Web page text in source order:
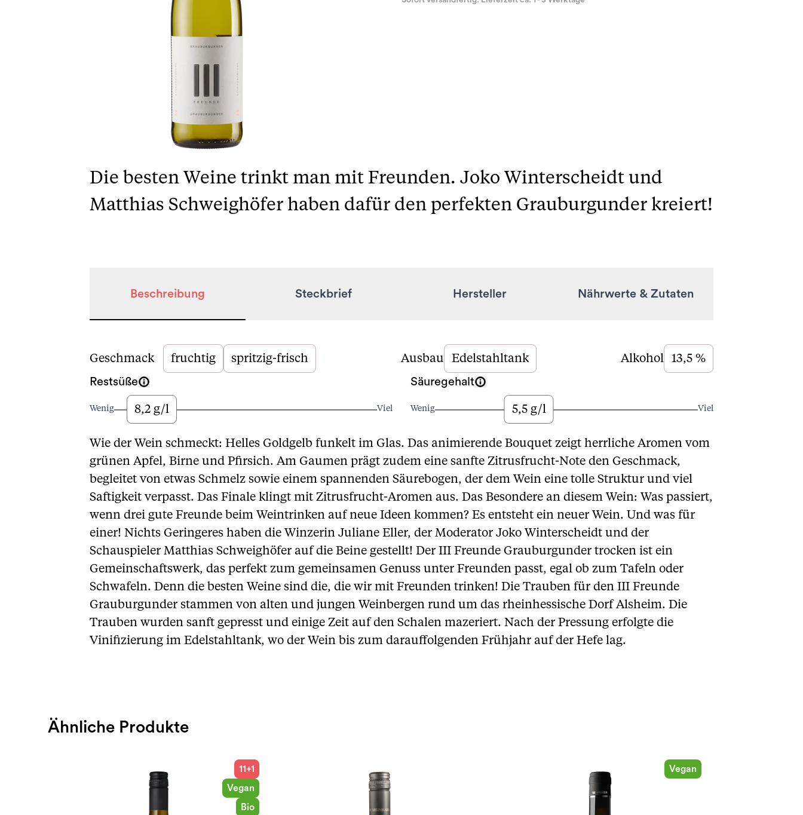
Die besten Weine trinkt man mit Freunden. Joko Winterscheidt und
Matthias Schweighöfer haben dafür den perfekten Grauburgunder kreiert!
Beschreibung Steckbrief Hersteller Nährwerte & Zutaten
Beschreibung
Geschmack fruchtig spritzig-frisch Ausbau Edelstahltank Alkohol
13,5 %
Restsüße
Wenig 8,2 g/l Viel
Säuregehalt
Wenig 5,5 g/l Viel
Wie der Wein schmeckt: Helles Goldgelb funkelt im Glas. Das animierende Bouquet zeigt herrliche Aromen vom
grünen Apfel, Birne und Pfirsich. Am Gaumen prägt zudem eine sanfte Zitrusfrucht-Note den Geschmack,
begleitet von etwas Schmelz sowie einem spannenden Säurebogen, der dem Wein eine tolle Struktur und viel
Saftigkeit verpasst. Das Finale klingt mit Zitrusfrucht-Aromen aus. Das Besondere an diesem Wein: Was passiert,
wenn drei gute Freunde beim Weintrinken auf neue Ideen kommen? Es entsteht ein neuer Wein. Und was für
einer! Nichts Geringeres haben die Winzerin Juliane Eller, der Moderator Joko Winterscheidt und der
Schauspieler Matthias Schweighöfer auf die Beine gestellt! Der III Freunde Grauburgunder trocken ist ein
Gemeinschaftswerk, das perfekt zum gemeinsamen Genuss unter Freunden passt, egal ob zum Tafeln oder
Schwafeln. Denn die besten Weine sind die, die wir mit Freunden trinken! Die Trauben für den III Freunde
Grauburgunder stammen von alten und jungen Weinbergen rund um das rheinhessische Dorf Alsheim. Die
Trauben wurden sanft gepresst und einige Zeit auf den Schalen mazeriert. Nach der Pressung erfolgte die
Vinifizierung im Edelstahltank, wo der Wein bis zum darauffolgenden Frühjahr auf der Hefe lag.
Ähnliche Produkte
11+1
Vegan
Bio
Vegan